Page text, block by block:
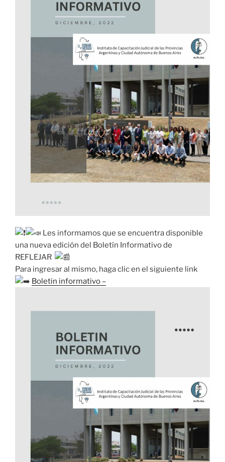
Les informamos que se encuentra disponible
una nueva edición del Boletín Informativo de
REFLEJAR
Para ingresar al mismo, haga clic en el siguiente link
Boletin informativo –